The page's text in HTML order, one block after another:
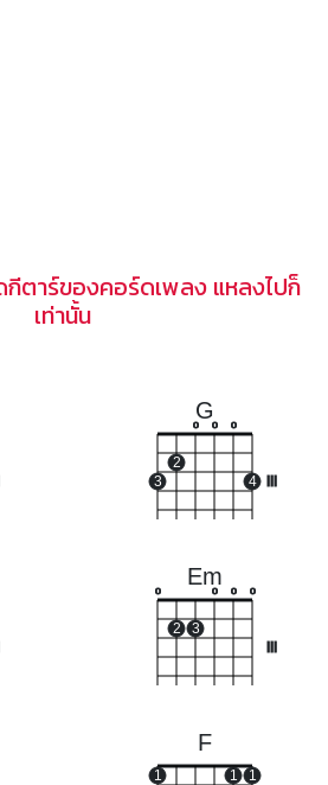
ตาร์ของคอร์ดเพลง แหลงไปก็
เท่านั้น
G
3
2
o o o
4
Em
o
2 3
o o o
F
1 1 1